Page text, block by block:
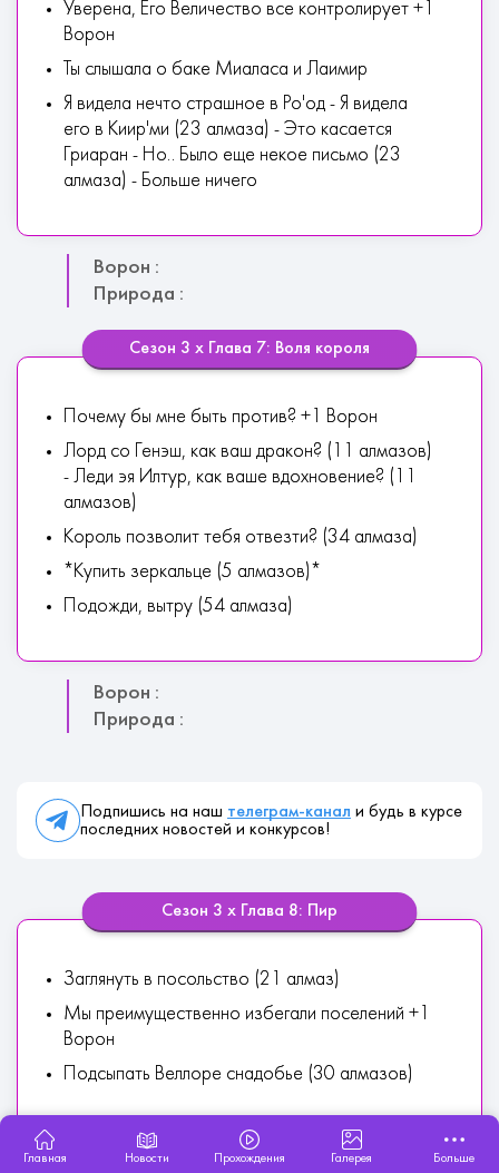
Уверена, Его Величество все контролирует +1
Ворон
Ты слышала о баке Миаласа и Лаимир
Я видела нечто страшное в Ро'од - Я видела
его в Киир'ми (23 алмаза) - Это касается
Гриаран - Но.. Было еще некое письмо (23
алмаза) - Больше ничего
Ворон :
Природа :
Сезон 3 х Глава 7: Воля короля
Почему бы мне быть против? +1 Ворон
Лорд со Генэш, как ваш дракон? (11 алмазов)
- Леди эя Илтур, как ваше вдохновение? (11
алмазов)
Король позволит тебя отвезти? (34 алмаза)
*Купить зеркальце (5 алмазов)*
Подожди, вытру (54 алмаза)
Ворон :
Природа :
Подпишись на наш телеграм-канал и будь в курсе
последних новостей и конкурсов!
Сезон 3 х Глава 8: Пир
Заглянуть в посольство (21 алмаз)
Мы преимущественно избегали поселений +1
Ворон
Подсыпать Веллоре снадобье (30 алмазов)
Ворон :
Главная Новости Прохождения Галерея Больше